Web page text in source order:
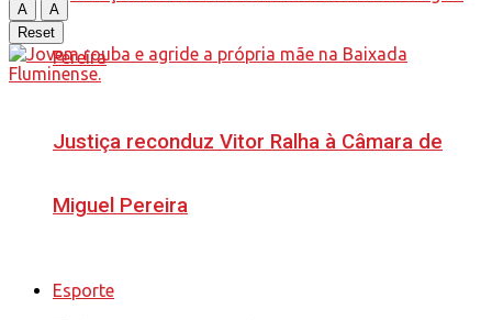
Justiça reconduz Vitor Ralha à Câmara de
Miguel Pereira
Esporte
A
A
Reset